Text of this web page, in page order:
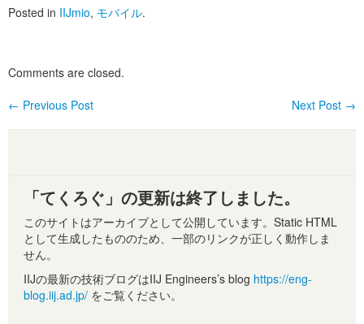
Posted in IIJmio, モバイル.
Comments are closed.
Next Post →
← Previous Post
「てくろぐ」の更新は終了しました。
このサイトはアーカイブとして公開しています。Static HTML
として生成したもののため、一部のリンクが正しく動作しま
せん。
IIJの最新の技術ブログはIIJ Engineers’s blog https://eng-
blog.iij.ad.jp/ をご覧ください。